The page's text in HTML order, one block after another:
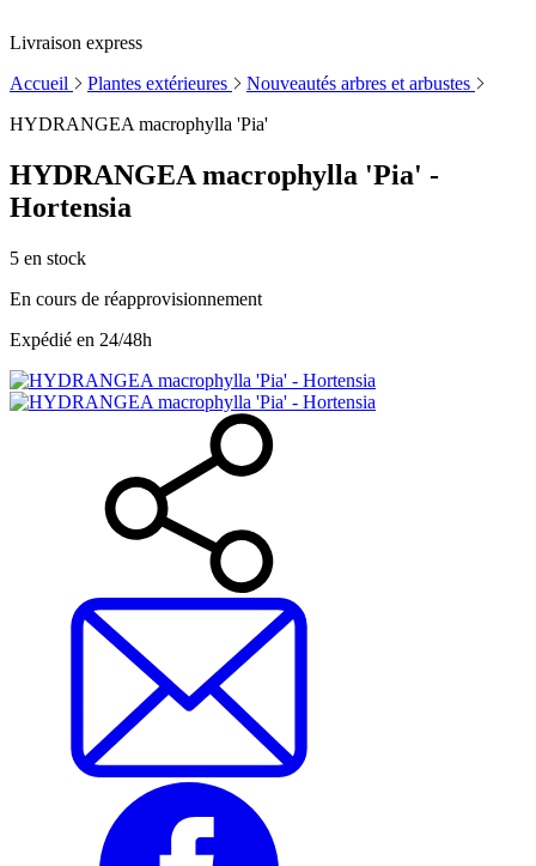
Livraison express
Accueil
Plantes extérieures
Nouveautés arbres et arbustes
HYDRANGEA macrophylla 'Pia'
HYDRANGEA macrophylla 'Pia' -
Hortensia
5 en stock
En cours de réapprovisionnement
Expédié en 24/48h